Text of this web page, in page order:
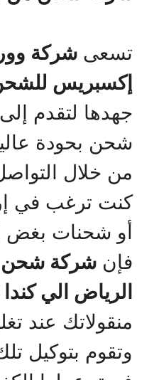
تسعى شركة
إكسبريس
جهدها لتقدم
شحن بحودة
من خلال
كنت ترغب في
أو شحنات بغض
فإن شركة
الرياض الي كندا
منقولاتك عند
وتقوم بتوكيل